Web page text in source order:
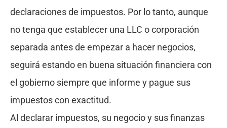
declaraciones de impuestos. Por lo tanto, aunque
no tenga que establecer una LLC o corporación
separada antes de empezar a hacer negocios,
seguirá estando en buena situación financiera con
el gobierno siempre que informe y pague sus
impuestos con exactitud.
Al declarar impuestos, su negocio y sus finanzas